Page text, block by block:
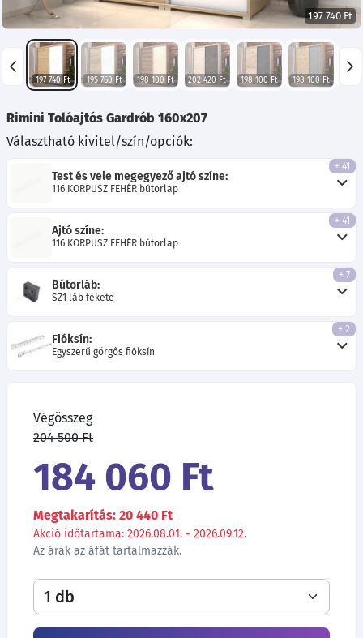
197 740 Ft
197 740 Ft 195 760 Ft 198 100 Ft 202 420 Ft 198 100 Ft 198 100 Ft
Rimini Tolóajtós Gardrób 160x207
Választható kivitel/szín/opciók:
Test és vele megegyező ajtó színe:
116 KORPUSZ FEHÉR bútorlap
+ 41
Ajtó színe:
116 KORPUSZ FEHÉR bútorlap
+ 41
Bútorláb:
SZ1 láb fekete
+ 7
Fióksín:
Egyszerű görgős fióksín
+ 2
Végösszeg
204 500 Ft
184 060 Ft
Megtakarítás: 20 440 Ft
Akció időtartama: 2026.08.01. - 2026.09.12.
Az árak az áfát tartalmazzák.